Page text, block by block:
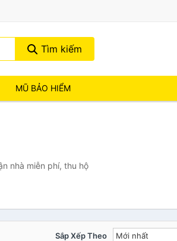
Tìm kiếm
MŨ BẢO HIỂM
nhà miễn phí, thu hộ
Sắp Xếp Theo